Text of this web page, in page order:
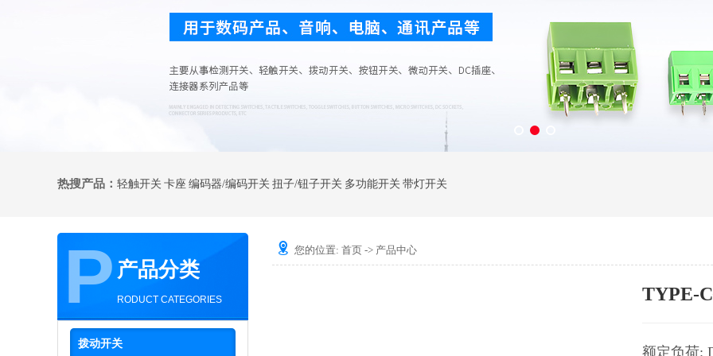
热搜产品： 轻触开关 卡座 编码器/编码开关 扭子/钮子开关 多功能开关 带灯开关
P 产品分类
RODUCT CATEGORIES
拨动开关
您的位置: 首页 -> 产品中心
TYPE-
额定负荷: